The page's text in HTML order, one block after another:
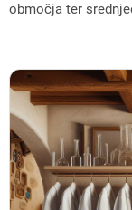
območja ter